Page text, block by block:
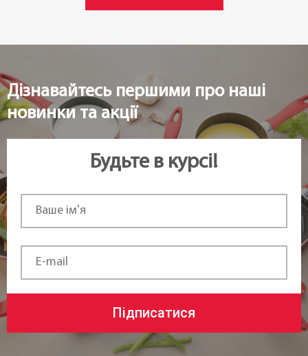
В наявності
Країна реєстрація бренду:
Чехія
Дізнавайтесь першими про наші
новинки та акції
Будьте в курсі!
Підписатися